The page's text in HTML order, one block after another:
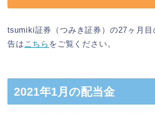
tsumiki証券（つみき証券）の27ヶ月目
告は こちら をご覧ください。
2021年1月の配当金